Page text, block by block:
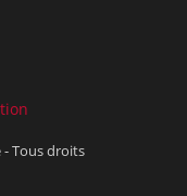
- Tous droits